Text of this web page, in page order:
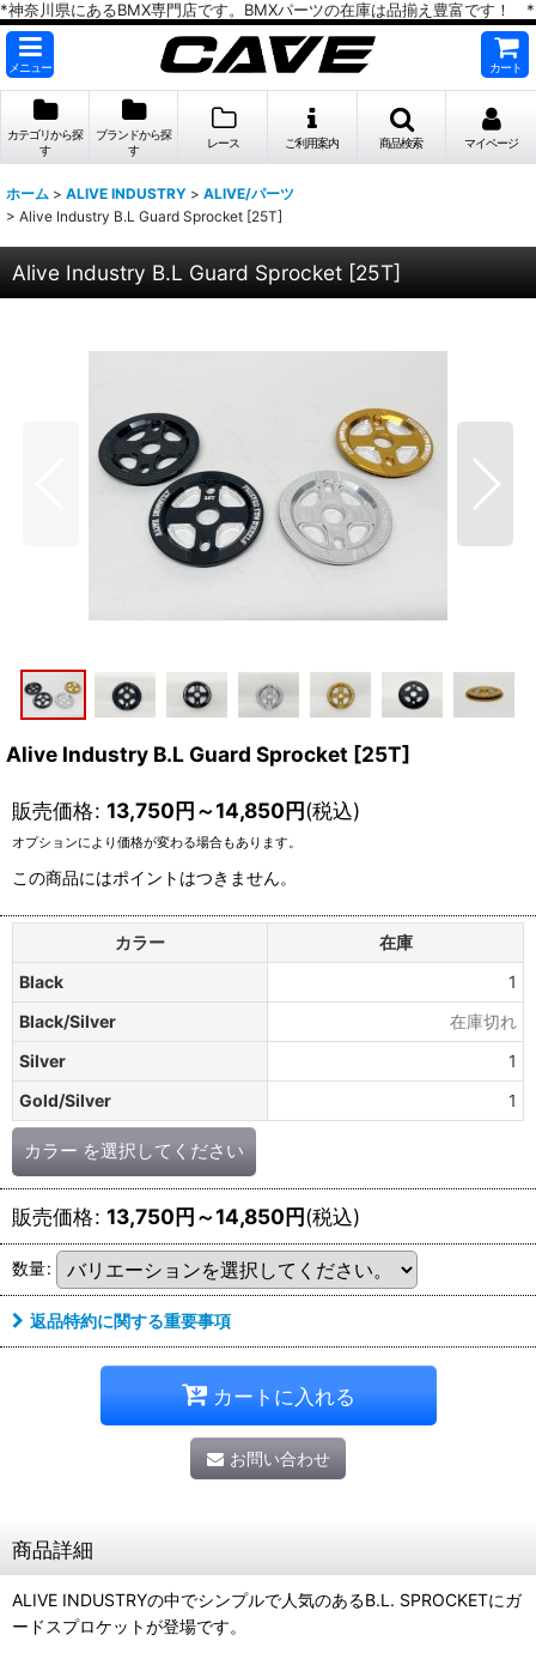
*神奈川県にあるBMX専門店です。BMXパーツの在庫は品揃え豊富です！ *
メニュー カート
カテゴリから探
す
ブランドから探
す
レース ご利用案内 商品検索 マイページ
ホーム > ALIVE INDUSTRY > ALIVE/パーツ
> Alive Industry B.L Guard Sprocket [25T]
Alive Industry B.L Guard Sprocket [25T]
Alive Industry B.L Guard Sprocket [25T]
販売価格: 13,750円～14,850円(税込)
オプションにより価格が変わる場合もあります。
この商品にはポイントはつきません。
カラー
在庫
Black
1
Black/Silver
在庫切れ
Silver
1
Gold/Silver
1
カラー を選択してください
販売価格: 13,750円～14,850円(税込)
数量:
返品特約に関する重要事項
カートに入れる
お問い合わせ
商品詳細
ALIVE INDUSTRYの中でシンプルで人気のあるB.L. SPROCKETにガ
ードスプロケットが登場です。